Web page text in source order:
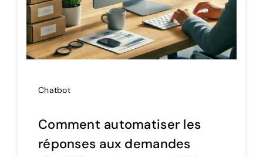
Chatbot
Comment automatiser les
réponses aux demandes